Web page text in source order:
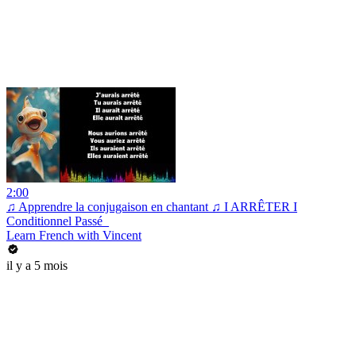
2:00
♫ Apprendre la conjugaison en chantant ♫ I ARRÊTER I
Conditionnel Passé_
Learn French with Vincent
il y a 5 mois